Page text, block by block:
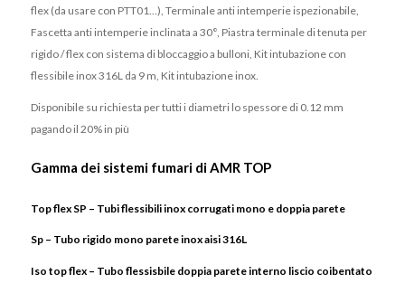
flex (da usare con PTT01…), Terminale anti intemperie ispezionabile,
Fascetta anti intemperie inclinata a 30°, Piastra terminale di tenuta per
rigido / flex con sistema di bloccaggio a bulloni, Kit intubazione con
flessibile inox 316L da 9 m, Kit intubazione inox.
Disponibile su richiesta per tutti i diametri lo spessore di 0.12 mm
pagando il 20% in più
Gamma dei sistemi fumari di AMR TOP
Top flex SP – Tubi flessibili inox corrugati mono e doppia parete
Sp – Tubo rigido mono parete inox aisi 316L
Iso top flex – Tubo flessisbile doppia parete interno liscio coibentato